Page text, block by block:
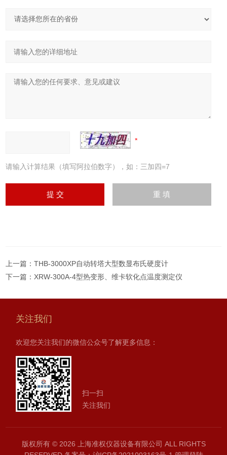
请输入计算结果（填写阿拉伯数字），如：三加四=7
上一篇：THB-3000XP自动转塔大型数显布氏硬度计
下一篇：XRW-300A-4型热变形、维卡软化点温度测定仪
关注我们
欢迎您关注我们的微信公众号了解更多信息：
扫一扫
关注我们
版权所有 © 2026 上海准权仪器设备有限公司 ALL RIGHTS